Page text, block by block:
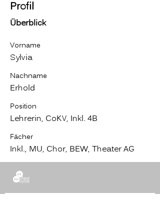
Profil
Überblick
Vorname
Sylvia
Nachname
Erhold
Position
Lehrerin, CoKV, Inkl. 4B
Fächer
Inkl., MU, Chor, BEW, Theater AG
B